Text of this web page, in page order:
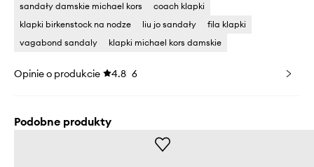
sandały damskie michael kors
coach klapki
klapki birkenstock na nodze
liu jo sandały
fila klapki
vagabond sandaly
klapki michael kors damskie
Opinie o produkcie 4.8 6
Podobne produkty